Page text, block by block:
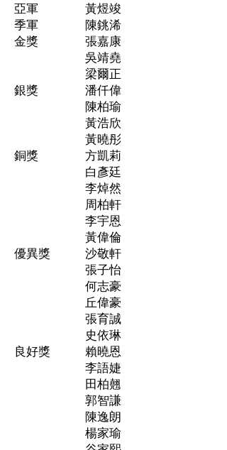
亞軍
季軍
金獎
銀獎
銅獎
優異獎
良好獎
黃煜竣
陳銚浠
張嘉康
吳靖堯
梁爾正
潘仟偉
陳柏瑜
黃浩欣
黃曉彤
方凱莉
白彥廷
李焯然
周柏軒
李宇恩
黃偉倫
沙敬軒
張子怡
何志豪
丘偉豪
張育誠
史依琳
賴曉恩
李語婕
田柏翹
郭智謙
陳逸朗
楊家瑜